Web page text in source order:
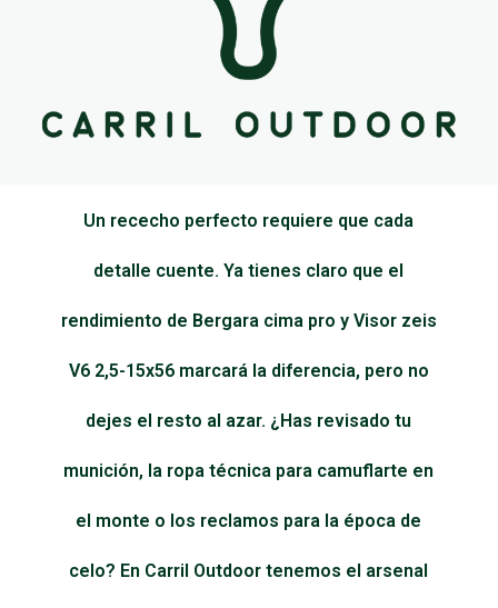
Un rececho perfecto requiere que cada
detalle cuente. Ya tienes claro que el
rendimiento de Bergara cima pro y Visor zeis
V6 2,5-15x56 marcará la diferencia, pero no
dejes el resto al azar. ¿Has revisado tu
munición, la ropa técnica para camuflarte en
el monte o los reclamos para la época de
celo? En Carril Outdoor tenemos el arsenal